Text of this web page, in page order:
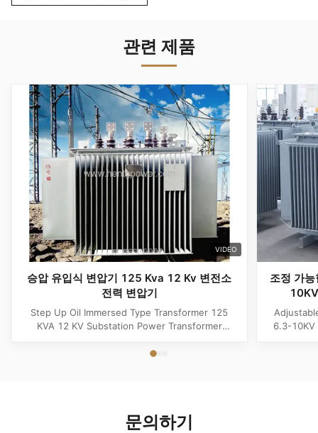
관련 제품
VIDEO
승압 유입식 변압기 125 Kva 12 Kv 변전소
전력 변압기
Step Up Oil Immersed Type Transformer 125
KVA 12 KV Substation Power Transformer
Distribution Transformer, Oil-filled Transformer
조정 가
6.3-
문의하기